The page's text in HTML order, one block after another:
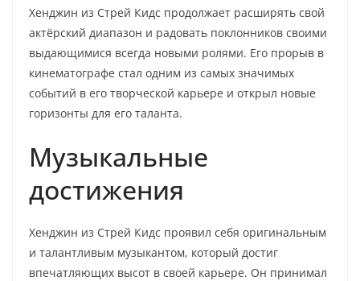
Хенджин из Стрей Кидс продолжает расширять свой
актёрский диапазон и радовать поклонников своими
выдающимися всегда новыми ролями. Его прорыв в
кинематографе стал одним из самых значимых
событий в его творческой карьере и открыл новые
горизонты для его таланта.
Музыкальные
достижения
Хенджин из Стрей Кидс проявил себя оригинальным
и талантливым музыкантом, который достиг
впечатляющих высот в своей карьере. Он принимал